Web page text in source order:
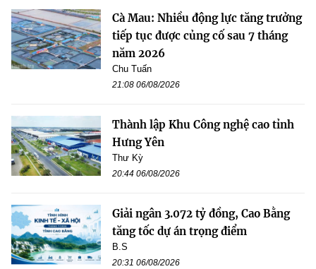
Cà Mau: Nhiều động lực tăng trưởng
tiếp tục được củng cố sau 7 tháng
năm 2026
Chu Tuấn
21:08 06/08/2026
Thành lập Khu Công nghệ cao tỉnh
Hưng Yên
Thư Kỳ
20:44 06/08/2026
Giải ngân 3.072 tỷ đồng, Cao Bằng
tăng tốc dự án trọng điểm
B.S
20:31 06/08/2026